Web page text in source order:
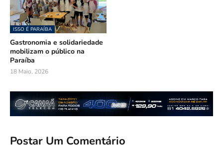
ISSO É PARAÍBA
Gastronomia e solidariedade
mobilizam o público na
Paraíba
18 Maio, 2026
Postar Um Comentário